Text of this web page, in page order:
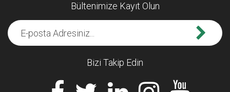
Bültenimize Kayıt Olun
Bizi Takip Edin